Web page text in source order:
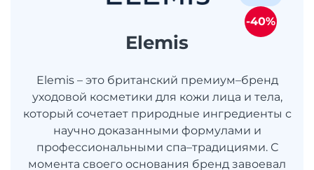
Elemis
Elemis – это британский премиум–бренд
уходовой косметики для кожи лица и тела,
который сочетает природные ингредиенты с
научно доказанными формулами и
профессиональными спа–традициями. С
момента своего основания бренд завоевал
-40%